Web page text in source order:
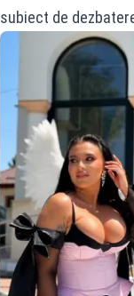
subiect de